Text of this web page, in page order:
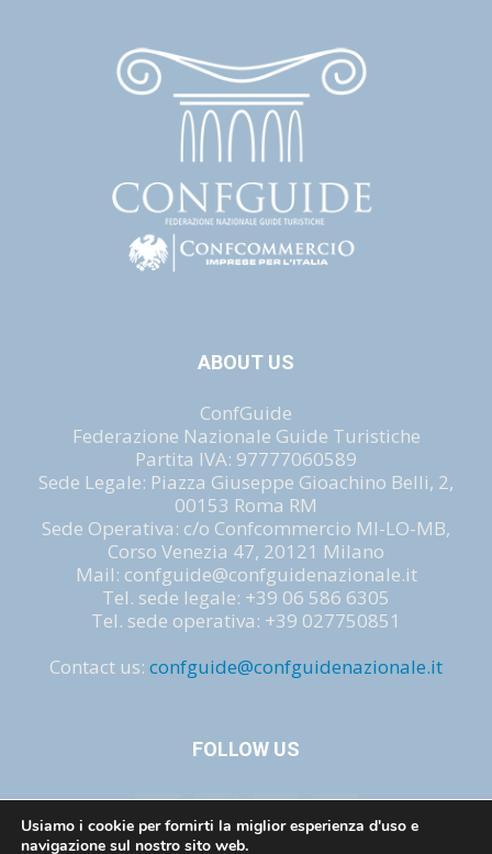
ABOUT US
ConfGuide
Federazione Nazionale Guide Turistiche
Partita IVA: 97777060589
Sede Legale: Piazza Giuseppe Gioachino Belli, 2,
00153 Roma RM
Sede Operativa: c/o Confcommercio MI-LO-MB,
Corso Venezia 47, 20121 Milano
Mail: confguide@confguidenazionale.it
Tel. sede legale: +39 06 586 6305
Tel. sede operativa: +39 027750851
Contact us: confguide@confguidenazionale.it
FOLLOW US
Usiamo i cookie per fornirti la miglior esperienza d'uso e
navigazione sul nostro sito web.